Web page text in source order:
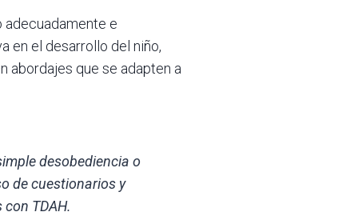
adecuadamente e
en el desarrollo del niño,
abordajes que se adapten a
desobediencia o
de cuestionarios y
TDAH.